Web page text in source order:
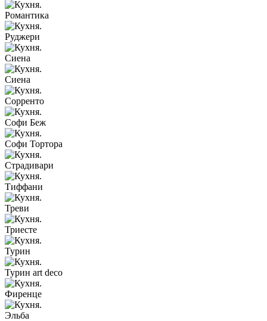
Романтика
Руджери
Сиена
Сиена
Сорренто
Софи Беж
Софи Тортора
Страдивари
Тиффани
Треви
Триесте
Турин
Турин art deco
Фиренце
Эльба